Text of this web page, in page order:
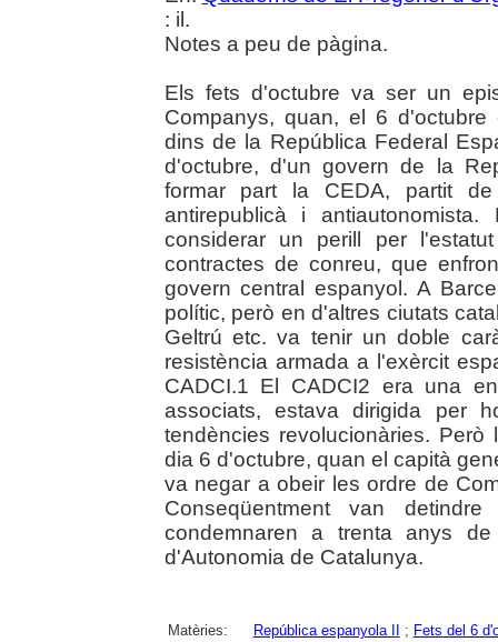
: il.
Notes a peu de pàgina.
Els fets d'octubre va ser un
Companys, quan, el 6
dins de la República Federal
d'octubre, d'un govern de la
formar part la CEDA, partit
antirepublicà i
considerar un perill per
contractes de conreu, que
govern central espanyol. A
polític, però en d'altres ciutats
Geltrú etc. va tenir un doble
resistència armada a l'exèrcit
CADCI.1 El CADCI2 era una
associats, estava dirigida per
tendències revolucionàries.
dia 6 d'octubre, quan el capità
va negar a obeir les ordre de
Conseqüentment van
condemnaren a trenta anys
d'Autonomia de Catalunya.
Matèries: República espanyola II ; Fets del 6